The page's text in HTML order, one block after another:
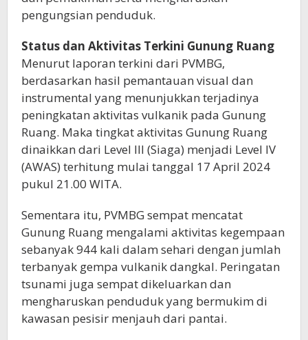
pengungsian penduduk.
Status dan Aktivitas Terkini Gunung Ruang
Menurut laporan terkini dari PVMBG,
berdasarkan hasil pemantauan visual dan
instrumental yang menunjukkan terjadinya
peningkatan aktivitas vulkanik pada Gunung
Ruang. Maka tingkat aktivitas Gunung Ruang
dinaikkan dari Level III (Siaga) menjadi Level IV
(AWAS) terhitung mulai tanggal 17 April 2024
pukul 21.00 WITA.
Sementara itu, PVMBG sempat mencatat
Gunung Ruang mengalami aktivitas kegempaan
sebanyak 944 kali dalam sehari dengan jumlah
terbanyak gempa vulkanik dangkal. Peringatan
tsunami juga sempat dikeluarkan dan
mengharuskan penduduk yang bermukim di
kawasan pesisir menjauh dari pantai.